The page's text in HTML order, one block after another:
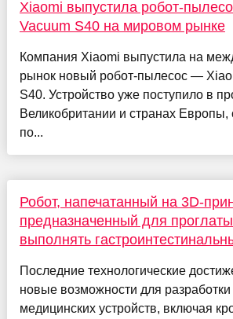
Xiaomi выпустила робот-
Vacuum S40 на мировом рынке
Компания Xiaomi выпустила на
рынок новый робот-пылесос —
S40. Устройство уже поступило в
Великобритании и странах
по...
Робот, напечатанный на 3D-
предназначенный для
выполнять
Последние технологические
новые возможности для
медицинских устройств, включая